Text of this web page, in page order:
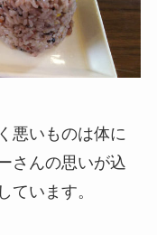
悪いものは体に
さんの思いが込
ています。